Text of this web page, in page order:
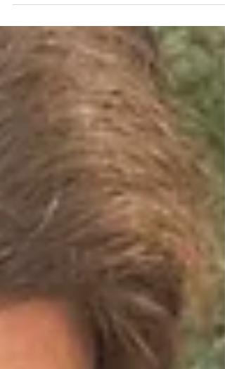
spazio estivo reale dove sperimentare
autonomia, responsabilità, relazioni e crescita
attraverso avventure condivise. Ogni ruolo,
missione e sfida narrativa diventa un'occasione
concreta per allenare competenze personali e
sociali in modo coinvolgente e naturale. In
questo articolo ti invitiamo a entrare nel cuore
del nostro mondo per as